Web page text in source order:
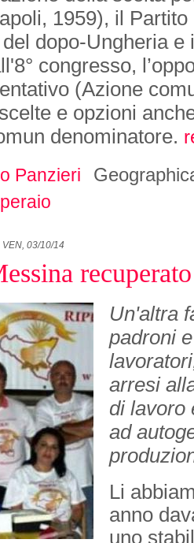
1959), il
dopo-Ungheria e
congresso,
(Azione
e opzioni
denominatore.
Panzieri
VEN, 03/10/14
Un'altra
padroni
arresi
di lavoro
ad
Li
anno
uno